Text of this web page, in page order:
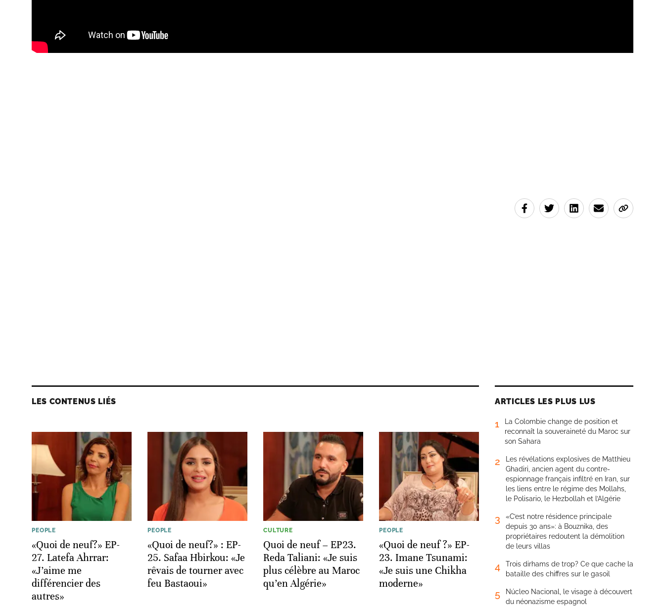
LES CONTENUS LIÉS
PEOPLE
«Quoi de neuf?» EP-
27. Latefa Ahrrar:
«J’aime me
différencier des
autres»
PEOPLE
«Quoi de neuf?» : EP-
25. Safaa Hbirkou: «Je
rêvais de tourner avec
feu Bastaoui»
CULTURE
Quoi de neuf – EP23.
Reda Taliani: «Je suis
plus célèbre au Maroc
qu’en Algérie»
PEOPLE
«Quoi de neuf ?» EP-
23. Imane Tsunami:
«Je suis une Chikha
moderne»
ARTICLES LES PLUS LUS
1
La Colombie change de position et
reconnaît la souveraineté du Maroc sur
son Sahara
2
Les révélations explosives de Matthieu
Ghadiri, ancien agent du contre-
espionnage français infiltré en Iran, sur
les liens entre le régime des Mollahs,
le Polisario, le Hezbollah et l’Algérie
3
«C’est notre résidence principale
depuis 30 ans»: à Bouznika, des
propriétaires redoutent la démolition
de leurs villas
4
Trois dirhams de trop? Ce que cache la
bataille des chiffres sur le gasoil
5
Núcleo Nacional, le visage à découvert
du néonazisme espagnol